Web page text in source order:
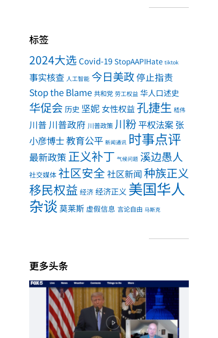
标签
2024大选 Covid-19 StopAAPIHate tiktok
事实核查 人工智能 今日美政停止指责
Stop the Blame 共和党 劳工权益 华人口述史
华促会 历史 坚妮 女性权益 孔捷生 嵇伟
川普 川普政府 川普政策 川粉平权法案张
小彦博士教育公平 新闻通讯 时事点评
最新政策 正义补丁 气候问题 溪边愚人
社交媒体 社区安全社区新闻种族正义
移民权益 经济 经济正义 美国华人
杂谈 莫莱斯 虚假信息 言论自由 马斯克
更多头条